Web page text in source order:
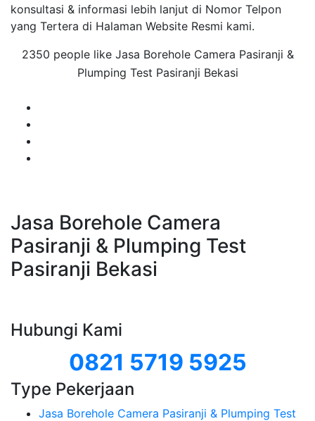
konsultasi & informasi lebih lanjut di Nomor Telpon
yang Tertera di Halaman Website Resmi kami.
2350 people like Jasa Borehole Camera Pasiranji &
Plumping Test Pasiranji Bekasi
Jasa Borehole Camera
Pasiranji & Plumping Test
Pasiranji Bekasi
Hubungi Kami
0821 5719 5925
Type Pekerjaan
Jasa Borehole Camera Pasiranji & Plumping Test